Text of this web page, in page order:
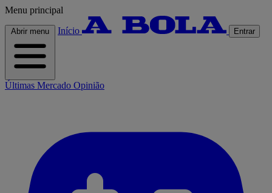
Menu principal
Abrir menu Início Entrar
Últimas Mercado Opinião